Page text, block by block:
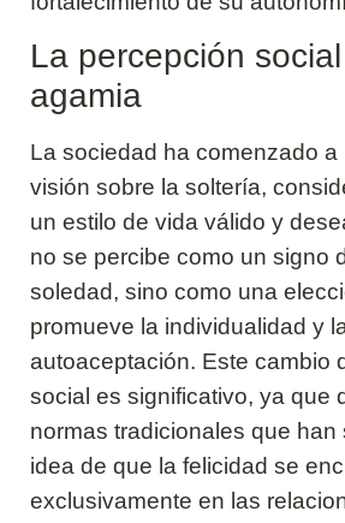
La percepción
agamia
La sociedad ha comenzado a
visión sobre la soltería,
un estilo de vida válido y
no se percibe como un signo
soledad, sino como una
promueve la individualidad y
autoaceptación. Este cambio
social es significativo, ya que
normas tradicionales que han
idea de que la felicidad se
exclusivamente en las